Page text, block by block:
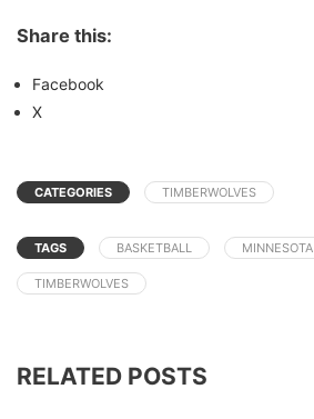
Share this:
Facebook
X
CATEGORIES TIMBERWOLVES
TAGS BASKETBALL MINNESOTA
TIMBERWOLVES
RELATED POSTS